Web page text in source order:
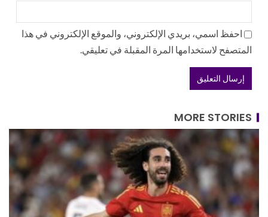
احفظ اسمي، بريدي الإلكتروني، والموقع الإلكتروني في هذا
المتصفح لاستخدامها المرة المقبلة في تعليقي.
MORE STORIES